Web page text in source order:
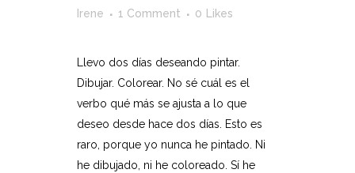
Irene
1 Comment 0 Likes
Llevo dos días deseando pintar.
Dibujar. Colorear. No sé cuál es el
verbo qué más se ajusta a lo que
deseo desde hace dos días. Esto es
raro, porque yo nunca he pintado. Ni
he dibujado, ni he coloreado. Sí he